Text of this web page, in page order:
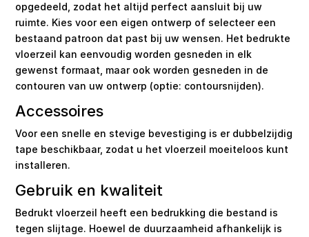
opgedeeld, zodat het altijd perfect aansluit bij uw
ruimte. Kies voor een eigen ontwerp of selecteer een
bestaand patroon dat past bij uw wensen. Het bedrukte
vloerzeil kan eenvoudig worden gesneden in elk
gewenst formaat, maar ook worden gesneden in de
contouren van uw ontwerp (optie: contoursnijden).
Accessoires
Voor een snelle en stevige bevestiging is er dubbelzijdig
tape beschikbaar, zodat u het vloerzeil moeiteloos kunt
installeren.
Gebruik en kwaliteit
Bedrukt vloerzeil heeft een bedrukking die bestand is
tegen slijtage. Hoewel de duurzaamheid afhankelijk is